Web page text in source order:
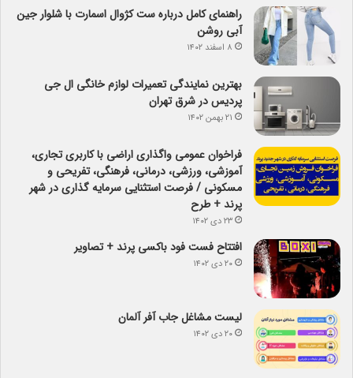
راهنمای کامل درباره ست کژوال اسمارت با شلوار جین
آبی روشن
۸ اسفند ۱۴۰۲
بهترین نمایندگی تعمیرات لوازم خانگی ال جی
پردیس در شرق تهران
۲۱ بهمن ۱۴۰۲
فراخوان عمومی واگذاری اراضی با کاربری تجاری،
آموزشی، ورزشی، درمانی، فرهنگی، تفریحی و
مسکونی / فرصت استثنایی سرمایه گذاری در شهر
پرند + طرح
۲۳ دی ۱۴۰۲
افتتاح فست فود باکسی پرند + تصاویر
۲۰ دی ۱۴۰۲
لیست مشاغل جاب آفر آلمان
۲۰ دی ۱۴۰۲